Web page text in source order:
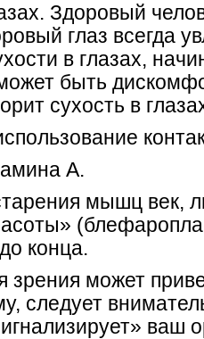
Здоровый
глаз всегда
в глазах,
быть
сухость в
А.
мышц век,
конца.
зрения может
следует
ваш